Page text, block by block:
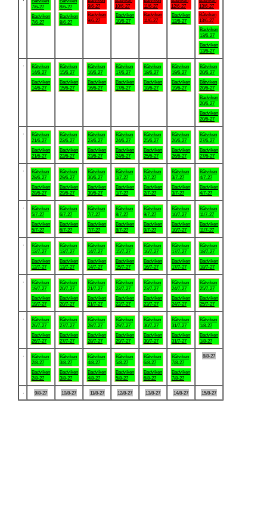
7/6-27
Badviken
7/6-27
8/6-27
Badviken
8/6-27
9/6-27
Badviken
9/6-27
10/6-27
Badviken
10/6-27
11/6-27
Badviken
11/6-27
12/6-27
Badviken
12/6-27
13/6-27
Båtviken
13/6-27
Badviken
13/6-27
Badviken
13/6-27
Båtviken
14/6-27
Badviken
14/6-27
Båtviken
15/6-27
Badviken
15/6-27
Båtviken
16/6-27
Badviken
16/6-27
Båtviken
17/6-27
Badviken
17/6-27
Båtviken
18/6-27
Badviken
18/6-27
Båtviken
19/6-27
Badviken
19/6-27
Båtviken
20/6-27
Båtviken
20/6-27
Badviken
20/6-27
Badviken
20/6-27
Båtviken
21/6-27
Badviken
21/6-27
Båtviken
22/6-27
Badviken
22/6-27
Båtviken
23/6-27
Badviken
23/6-27
Båtviken
24/6-27
Badviken
24/6-27
Båtviken
25/6-27
Badviken
25/6-27
Båtviken
26/6-27
Badviken
26/6-27
Båtviken
27/6-27
Badviken
27/6-27
Båtviken
28/6-27
Badviken
28/6-27
Båtviken
29/6-27
Badviken
29/6-27
Båtviken
30/6-27
Badviken
30/6-27
Båtviken
1/7-27
Badviken
1/7-27
Båtviken
2/7-27
Badviken
2/7-27
Båtviken
3/7-27
Badviken
3/7-27
Båtviken
4/7-27
Badviken
4/7-27
Båtviken
5/7-27
Badviken
5/7-27
Båtviken
6/7-27
Badviken
6/7-27
Båtviken
7/7-27
Badviken
7/7-27
Båtviken
8/7-27
Badviken
8/7-27
Båtviken
9/7-27
Badviken
9/7-27
Båtviken
10/7-27
Badviken
10/7-27
Båtviken
11/7-27
Badviken
11/7-27
Båtviken
12/7-27
Badviken
12/7-27
Båtviken
13/7-27
Badviken
13/7-27
Båtviken
14/7-27
Badviken
14/7-27
Båtviken
15/7-27
Badviken
15/7-27
Båtviken
16/7-27
Badviken
16/7-27
Båtviken
17/7-27
Badviken
17/7-27
Båtviken
18/7-27
Badviken
18/7-27
Båtviken
19/7-27
Badviken
19/7-27
Båtviken
20/7-27
Badviken
20/7-27
Båtviken
21/7-27
Badviken
21/7-27
Båtviken
22/7-27
Badviken
22/7-27
Båtviken
23/7-27
Badviken
23/7-27
Båtviken
24/7-27
Badviken
24/7-27
Båtviken
25/7-27
Badviken
25/7-27
Båtviken
26/7-27
Badviken
26/7-27
Båtviken
27/7-27
Badviken
27/7-27
Båtviken
28/7-27
Badviken
28/7-27
Båtviken
29/7-27
Badviken
29/7-27
Båtviken
30/7-27
Badviken
30/7-27
Båtviken
31/7-27
Badviken
31/7-27
Båtviken
1/8-27
Badviken
1/8-27
Båtviken
2/8-27
Badviken
2/8-27
Båtviken
3/8-27
Badviken
3/8-27
Båtviken
4/8-27
Badviken
4/8-27
Båtviken
5/8-27
Badviken
5/8-27
Båtviken
6/8-27
Badviken
6/8-27
Båtviken
7/8-27
Badviken
7/8-27
8/8-27
9/8-27 10/8-27 11/8-27 12/8-27 13/8-27 14/8-27 15/8-27